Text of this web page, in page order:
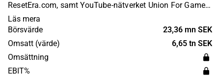
ResetEra.com, samt YouTube-nätverket Union For Gamers
(UFG). Affärsområdena består av annonsförsäljning på
bolagets hemsidor och videoförsäljning via YouTube-
nätverket. Verksamheten drivs via det svenska
moderbolaget samt genom dotterbolag i Nordamerika.
Läs mera
Börsvärde
23,36 mn SEK
Omsatt (värde)
6,65 tn SEK
Omsättning
EBIT%